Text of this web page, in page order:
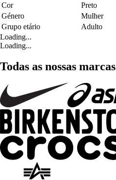
Cor
Preto
Género
Mulher
Grupo etário
Adulto
Loading...
Loading...
Todas as nossas marcas